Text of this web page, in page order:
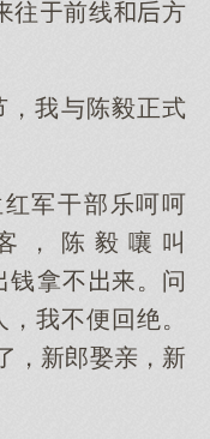
往前线方
，我与陈毅正式
军干部乐呵呵
陈毅嚷叫
拿不。问
我不便回绝。
，新郎娶亲，新